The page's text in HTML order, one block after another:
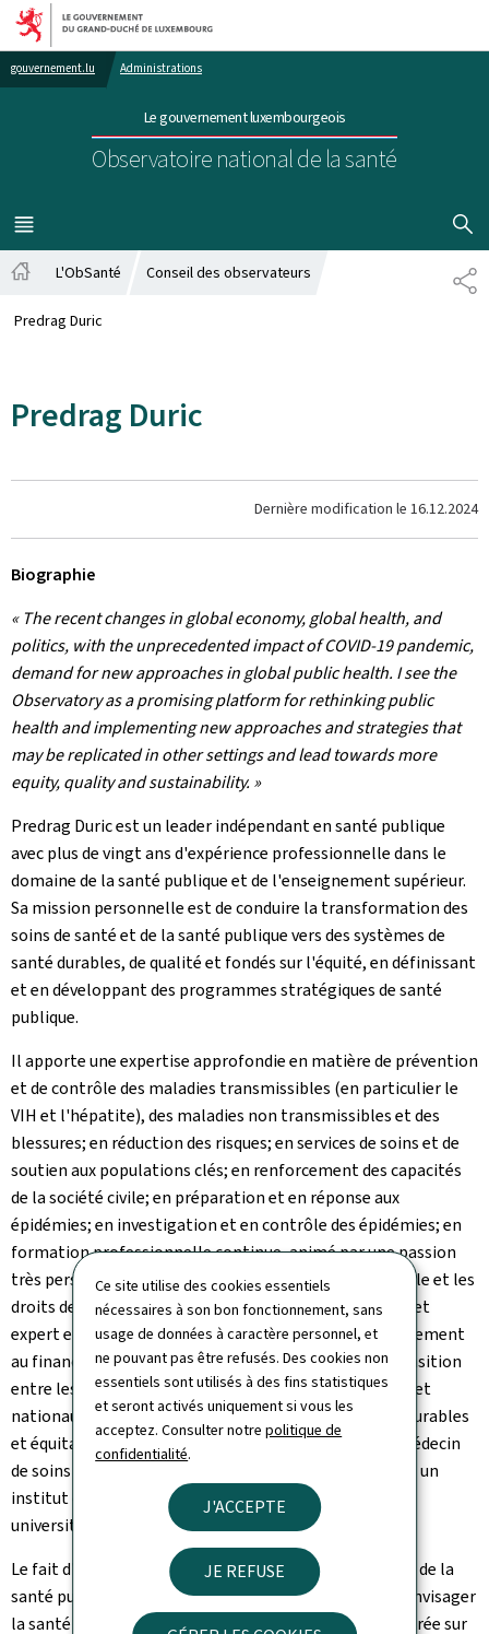
Ce site utilise des cookies essentiels
nécessaires à son bon fonctionnement, sans
usage de données à caractère personnel, et
ne pouvant pas être refusés. Des cookies non
essentiels sont utilisés à des fins statistiques
et seront activés uniquement si vous les
acceptez. Consulter notrepolitique de
confidentialité.
J'ACCEPTE
JE REFUSE
Aller au menu principal
Aller au contenu
gouvernement.lu Administrations
Le gouvernement luxembourgeois
Observatoire national de la santé
MENU
PRINCIPAL
L'ObSanté Conseil des observateurs
Predrag Duric
Predrag Duric
Dernière modification le 16.12.2024
Biographie
« The recent changes in global economy, global health, and
politics, with the unprecedented impact of COVID-19 pandemic,
demand for new approaches in global public health. I see the
Observatory as a promising platform for rethinking public
health and implementing new approaches and strategies that
may be replicated in other settings and lead towards more
equity, quality and sustainability. »
Predrag Duric est un leader indépendant en santé publique
avec plus de vingt ans d'expérience professionnelle dans le
domaine de la santé publique et de l'enseignement supérieur.
Sa mission personnelle est de conduire la transformation des
soins de santé et de la santé publique vers des systèmes de
santé durables, de qualité et fondés sur l'équité, en définissant
et en développant des programmes stratégiques de santé
publique.
Il apporte une expertise approfondie en matière de prévention
et de contrôle des maladies transmissibles (en particulier le
VIH et l'hépatite), des maladies non transmissibles et des
blessures; en réduction des risques; en services de soins et de
soutien aux populations clés; en renforcement des capacités
de la société civile; en préparation et en réponse aux
épidémies; en investigation et en contrôle des épidémies; en
formation professionnelle continue, animé par une passion
très personnelle pour l’équité en santé, la justice sociale et les
droits de la personne. Il est médecin, épidémiologiste et
expert en santé publique. Il s'intéresse plus particulièrement
au financement durable, aux contrats sociaux, à la transition
entre les mécanismes de financement internationaux et
nationaux et à la mise en place de systèmes de santé durables
et équitables. Il a commencé sa carrière en tant que médecin
de soins primaires en milieu rural et l'a poursuivie dans un
institut de santé publique avant d'entamer sa carrière
universitaire et internationale.
Le fait d'être exposé à la pratique des soins de santé et de la
santé publique dans des contextes difficiles l'a aidé à envisager
la santé publique dans une perspective plus large, centrée sur